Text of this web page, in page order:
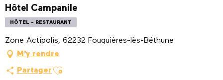
Hôtel Campanile
HÔTEL - RESTAURANT
Zone Actipolis, 62232 Fouquières-lès-Béthune
M'y rendre
Partager Ajouter aux favoris